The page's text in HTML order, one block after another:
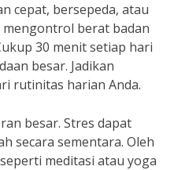
cepat, bersepeda, atau
berat badan
30 menit setiap hari
besar. Jadikan
rutinitas harian Anda.
besar. Stres dapat
secara sementara. Oleh
meditasi atau yoga